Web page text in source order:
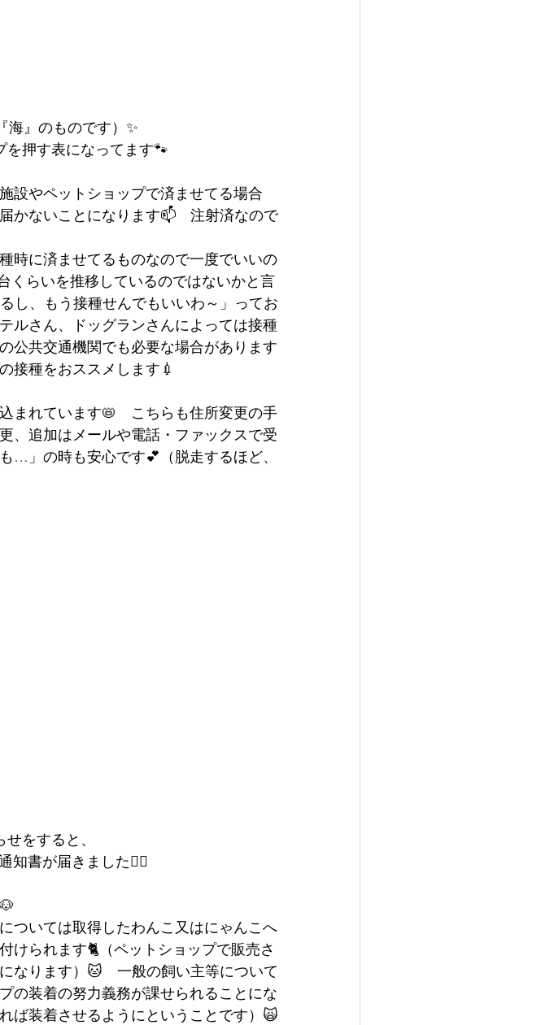
海』のものです）✨
を押す表になってます🐾
設やペットショップで済ませてる場合
かないことになります📫　注射済なので
時に済ませてるものなので一度でいいの
くらいを推移しているのではないかと言
し、もう接種せんでもいいわ～」ってお
ルさん、ドッグランさんによっては接種
公共交通機関でも必要な場合があります
接種をおススメします💉
まれています📛　こちらも住所変更の手
、追加はメールや電話・ファックスで受
…」の時も安心です💕（脱走するほど、
をすると、
知書が届きました🙆‍♂️
ついては取得したわんこ又はにゃんこへ
けられます🐈（ペットショップで販売さ
なります）🐱　一般の飼い主等について
の装着の努力義務が課せられることにな
ば装着させるようにということです）🙀